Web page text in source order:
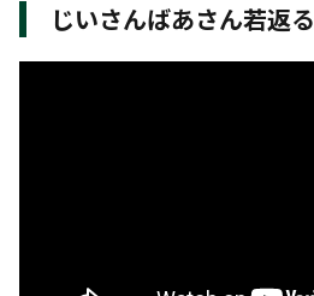
じいさんばあさん若返る